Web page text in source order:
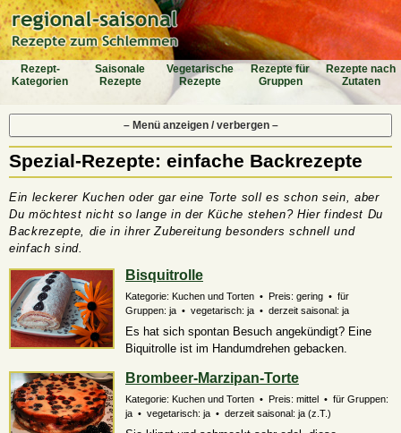
Rezept-
Katego­rien
Saiso­nale
Rezepte
Vegeta­rische
Rezepte
Rezepte für
Gruppen
Rezepte nach
Zutaten
– Menü anzeigen / verbergen –
Spezial-Rezepte: einfache Backrezepte
Ein leckerer Kuchen oder gar eine Torte soll es schon sein, aber
Du möchtest nicht so lange in der Küche stehen? Hier findest Du
Backrezepte, die in ihrer Zubereitung besonders schnell und
einfach sind.
Bisquitrolle
Kategorie: Kuchen und Torten • Preis: gering • für
Gruppen: ja • vegetarisch: ja • derzeit saisonal: ja
Es hat sich spontan Besuch angekündigt? Eine
Biquitrolle ist im Handumdrehen gebacken.
Brombeer-Marzipan-Torte
Kategorie: Kuchen und Torten • Preis: mittel • für Gruppen:
ja • vegetarisch: ja • derzeit saisonal: ja (z.T.)